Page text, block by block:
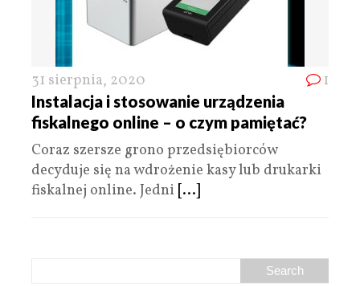
31 sierpnia, 2020 1
Instalacja i stosowanie urządzenia
fiskalnego online – o czym pamiętać?
Coraz szersze grono przedsiębiorców
decyduje się na wdrożenie kasy lub drukarki
fiskalnej online. Jedni [...]